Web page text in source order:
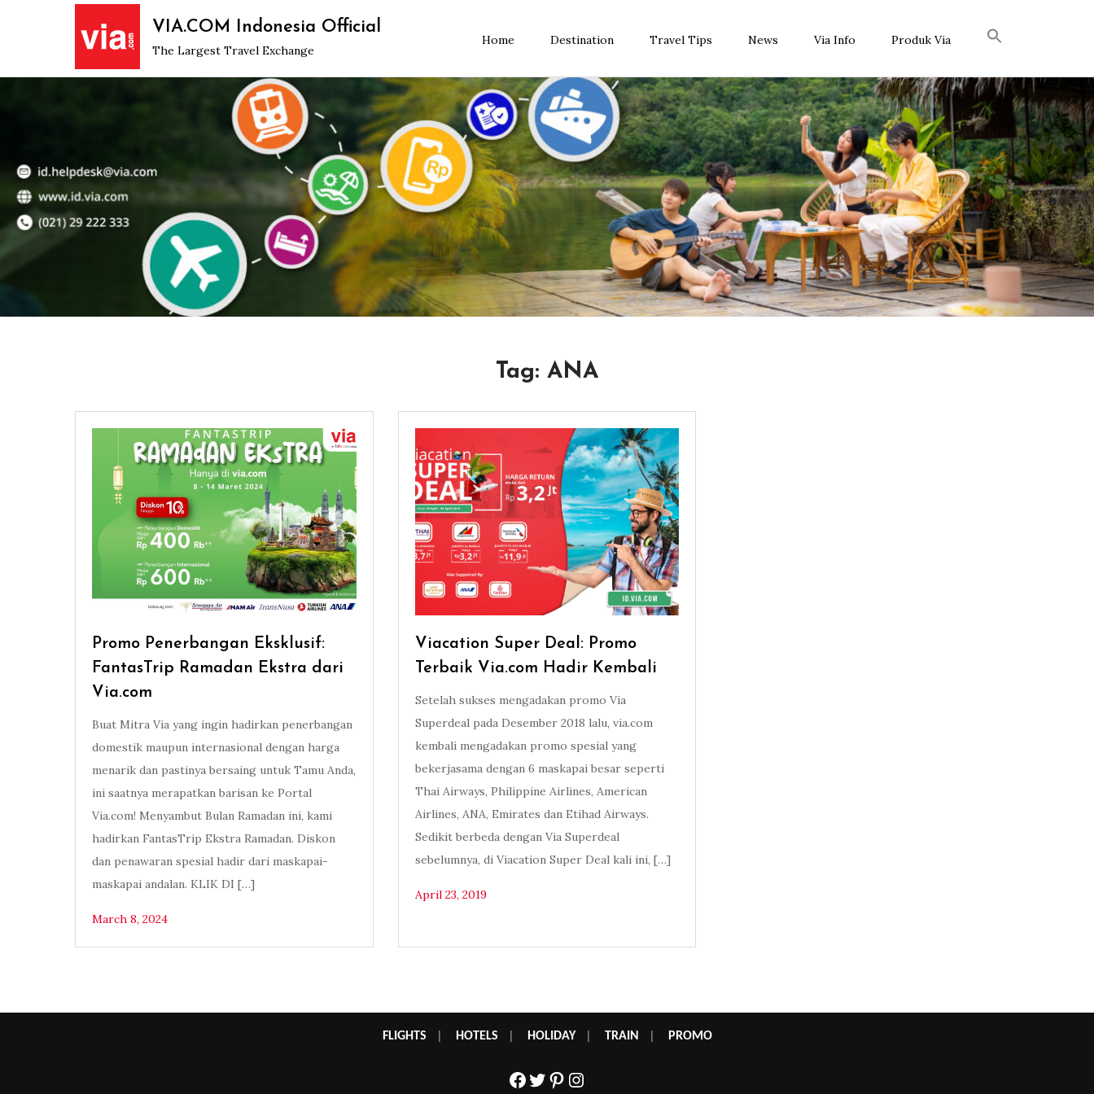
VIA.COM Indonesia Official
The Largest Travel Exchange
Home Destination Travel Tips News Via Info Produk Via
Tag: ANA
Promo Penerbangan Eksklusif:
FantasTrip Ramadan Ekstra dari
Via.com
Buat Mitra Via yang ingin hadirkan penerbangan
domestik maupun internasional dengan harga
menarik dan pastinya bersaing untuk Tamu Anda,
ini saatnya merapatkan barisan ke Portal
Via.com! Menyambut Bulan Ramadan ini, kami
hadirkan FantasTrip Ekstra Ramadan. Diskon
dan penawaran spesial hadir dari maskapai-
maskapai andalan. KLIK DI […]
March 8, 2024
Viacation Super Deal: Promo
Terbaik Via.com Hadir Kembali
Setelah sukses mengadakan promo Via
Superdeal pada Desember 2018 lalu, via.com
kembali mengadakan promo spesial yang
bekerjasama dengan 6 maskapai besar seperti
Thai Airways, Philippine Airlines, American
Airlines, ANA, Emirates dan Etihad Airways.
Sedikit berbeda dengan Via Superdeal
sebelumnya, di Viacation Super Deal kali ini, […]
April 23, 2019
FLIGHTS HOTELS HOLIDAY| TRAIN PROMO
Facebook
Twitter
Pinterest
Instagram